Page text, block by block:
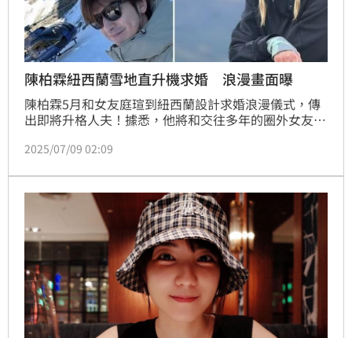
陳柏霖紐西蘭雪地直升機求婚 浪漫畫面曝
陳柏霖5月和女友庭瑄到紐西蘭設計求婚浪漫儀式，傳
出即將升格人夫！據悉，他將和交往多年的圈外女友於
好友也早早收到消息，預計將有不少演藝圈好友飛往當
月再次前往紐西蘭皇后鎮與著名的「魔戒村」旅遊，並
安排搭乘直升機前往壯麗的峽灣地區，應該是專程安排
的求婚之旅。
2025/07/09 02:09